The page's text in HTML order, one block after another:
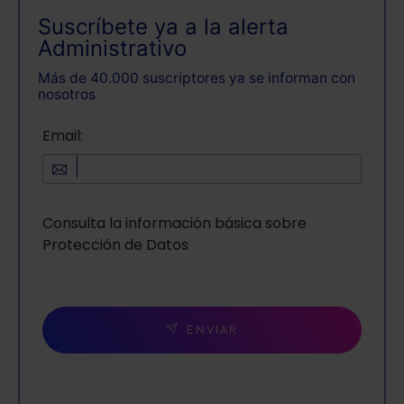
Suscríbete ya a la alerta
Administrativo
Más de 40.000 suscriptores ya se informan con
nosotros
Email:
Consulta la información básica sobre
Protección de Datos
ENVIAR